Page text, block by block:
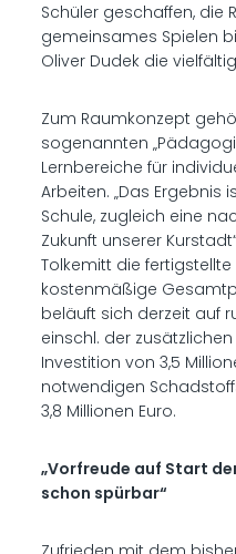
Schüler geschaffen, die
gemeinsames Spielen
Oliver Dudek die
Zum Raumkonzept
sogenannten
Lernbereiche für
Arbeiten. „Das Ergebnis
Schule, zugleich eine
Zukunft unserer
Tolkemitt die
kostenmäßige
beläuft sich derzeit auf
einschl. der
Investition von 3,5
notwendigen
3,8 Millionen Euro.
„Vorfreude auf Start
schon spürbar“